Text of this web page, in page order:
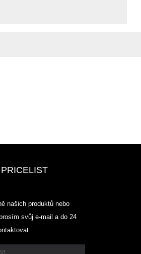
našich produktů nebo
svůj e-mail a do 24
2025.07.25